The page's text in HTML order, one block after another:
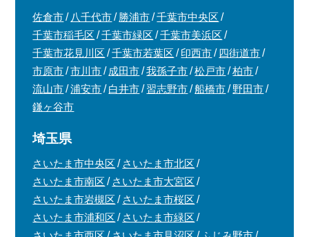
佐倉市 八千代市 勝浦市
千葉市中央区
千葉市稲毛区
千葉市緑区
千葉市美浜区
千葉市花見川区
千葉市若葉区 印西市
四街道市
市原市
市川市 成田市 我孫子市 松戸市
柏市
流山市
浦安市 白井市 習志野市 船橋市
野田市
鎌ヶ谷市
埼玉県
さいたま市中央区
さいたま市北区
さいたま市南区
さいたま市大宮区
さいたま市岩槻区
さいたま市桜区
さいたま市浦和区
さいたま市緑区